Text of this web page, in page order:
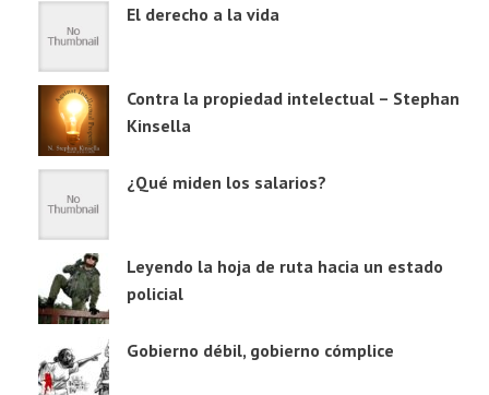
El derecho a la vida
Contra la propiedad intelectual – Stephan
Kinsella
¿Qué miden los salarios?
Leyendo la hoja de ruta hacia un estado
policial
Gobierno débil, gobierno cómplice